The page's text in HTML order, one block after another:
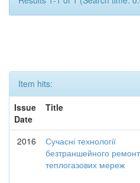
Item hits:
Issue
Date
Title
2016
Сучасні технології
безтраншейного
теплогазових мереж